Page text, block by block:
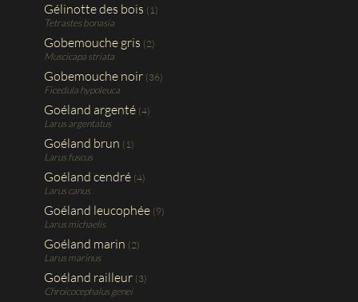
Gélinotte des bois (1)
Tetrastes bonasia
Gobemouche gris (2)
Muscicapa striata
Gobemouche noir (36)
Ficedula hypoleuca
Goéland argenté (4)
Larus argentatus
Goéland brun (1)
Larus fuscus
Goéland cendré (4)
Larus canus
Goéland leucophée (9)
Larus michaelis
Goéland marin (2)
Larus marinus
Goéland railleur (3)
Chroicocephalus genei